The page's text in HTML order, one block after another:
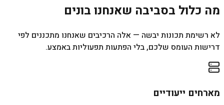
מה כלול בסביבה שאנחנו בונים
לא רשימת תכונות יבשה — אלה הרכיבים שאנחנו מתכננים לפי
דרישות העומס שלכם, בלי הפתעות תפעוליות באמצע.
מארחים ייעודיים